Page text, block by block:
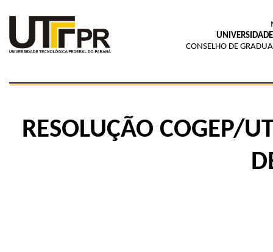
CONSELHO DE
RESOLUÇÃO COGEP/